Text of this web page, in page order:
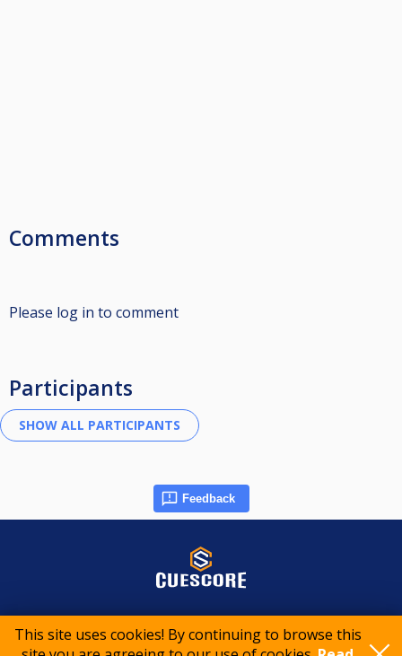
This site uses cookies! By continuing to browse this
Comments
Please log in to comment
Participants
Feedback
© 2015-2026 CueScore International